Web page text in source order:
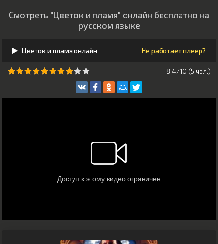
Смотреть "Цветок и пламя" онлайн бесплатно на
русском языке
Цветок и пламя онлайн Не работает плеер?
8.4/10 (5 чeл.)